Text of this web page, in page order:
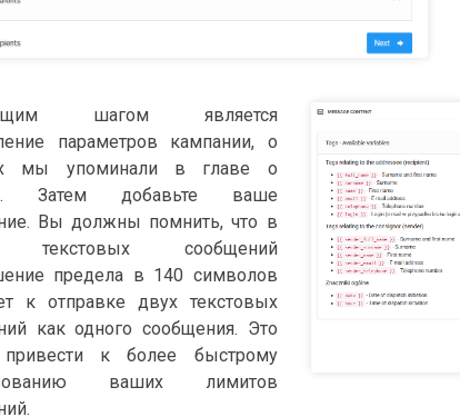
шагом является
параметров кампании, о
мы упоминали в главе о
Затем добавьте ваше
Вы должны помнить, что в
текстовых сообщений
предела в 140 символов
к отправке двух текстовых
как одного сообщения. Это
к более быстрому
ваших лимитов